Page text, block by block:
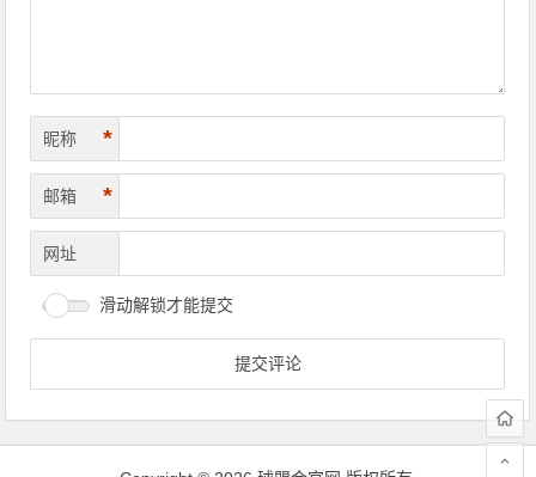
昵称 *
邮箱 *
网址
滑动解锁才能提交